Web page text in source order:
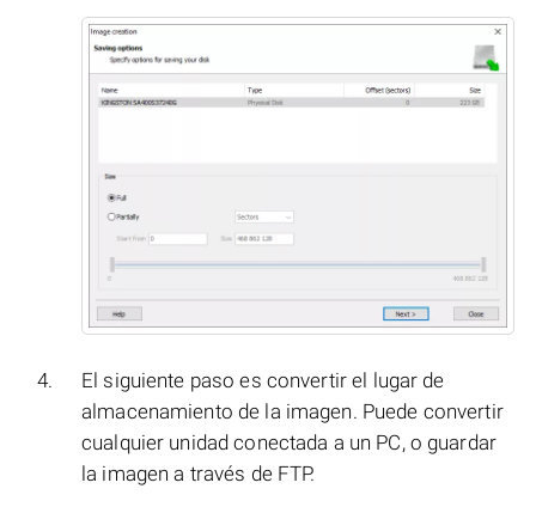
El siguiente paso es convertir el lugar de
almacenamiento de la imagen. Puede convertir
cualquier unidad conectada a un PC, o guardar
la imagen a través de FTP.